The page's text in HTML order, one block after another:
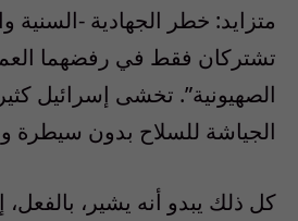
متزايد: خطر الجهادية -السنية
تشتركان فقط في رفضهما
الصهيونية”. تخشى إسرائيل
الجياشة للسلاح بدون سيطرة
كل ذلك يبدو أنه يشير، بالفعل،